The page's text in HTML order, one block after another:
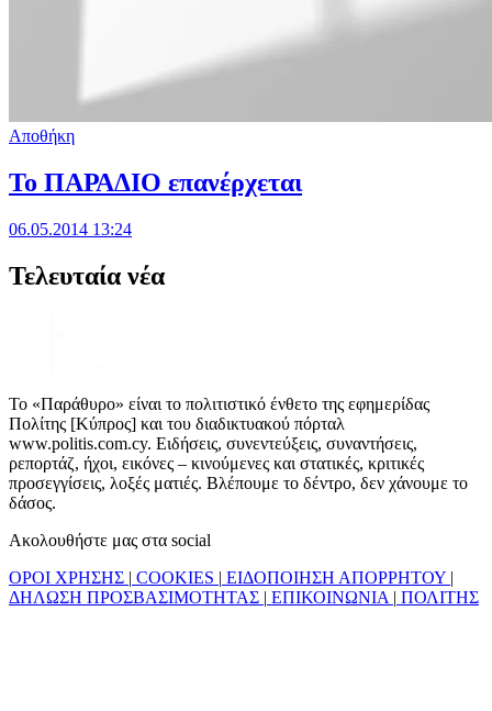
Αποθήκη
Το ΠΑΡΑΔΙΟ επανέρχεται
06.05.2014 13:24
Τελευταία νέα
Το «Παράθυρο» είναι το πολιτιστικό ένθετο της εφημερίδας
Πολίτης [Κύπρος] και του διαδικτυακού πόρταλ
www.politis.com.cy. Ειδήσεις, συνεντεύξεις, συναντήσεις,
ρεπορτάζ, ήχοι, εικόνες – κινούμενες και στατικές, κριτικές
προσεγγίσεις, λοξές ματιές. Βλέπουμε το δέντρο, δεν χάνουμε το
δάσος.
Ακολουθήστε μας στα social
ΟΡΟΙ ΧΡΗΣΗΣ | COOKIES | ΕΙΔΟΠΟΙΗΣΗ ΑΠΟΡΡΗΤΟΥ |
ΔΗΛΩΣΗ ΠΡΟΣΒΑΣΙΜΟΤΗΤΑΣ | ΕΠΙΚΟΙΝΩΝΙΑ | ΠΟΛΙΤΗΣ